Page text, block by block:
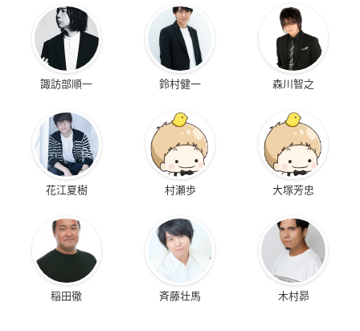
諏訪部順一 鈴村健一 森川智之
花江夏樹 村瀬歩 大塚芳忠
稲田徹 斉藤壮馬 木村昴